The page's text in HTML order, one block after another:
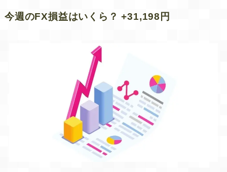
今週のFX損益はいくら？ +31,198円